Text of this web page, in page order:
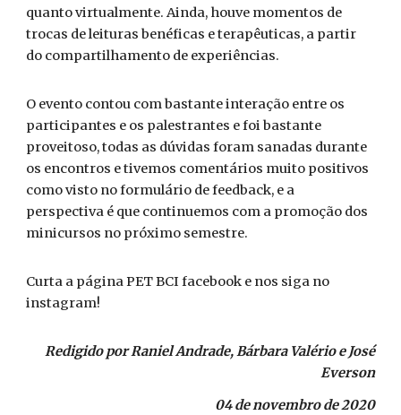
quanto virtualmente. Ainda, houve momentos de
trocas de leituras benéficas e terapêuticas, a partir
do compartilhamento de experiências.
O evento contou com bastante interação entre os
participantes e os palestrantes e foi bastante
proveitoso, todas as dúvidas foram sanadas durante
os encontros e tivemos comentários muito positivos
como visto no formulário de feedback, e a
perspectiva é que continuemos com a promoção dos
minicursos no próximo semestre.
Curta a página PET BCI facebook e nos siga no
instagram!
Redigido por Raniel Andrade, Bárbara Valério e José
Everson
04 de novembro de 2020